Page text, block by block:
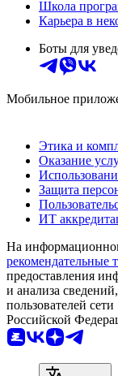
Школа
Карьера в
Боты для
Мобильное
Этика и
Оказание
Защита
ИТ
На
рекомендательные
предоставления
и анализа
пользователей
Российской